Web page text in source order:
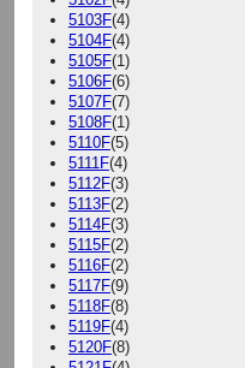
5103F(4)
5104F(4)
5105F(1)
5106F(6)
5107F(7)
5108F(1)
5110F(5)
5111F(4)
5112F(3)
5113F(2)
5114F(3)
5115F(2)
5116F(2)
5117F(9)
5118F(8)
5119F(4)
5120F(8)